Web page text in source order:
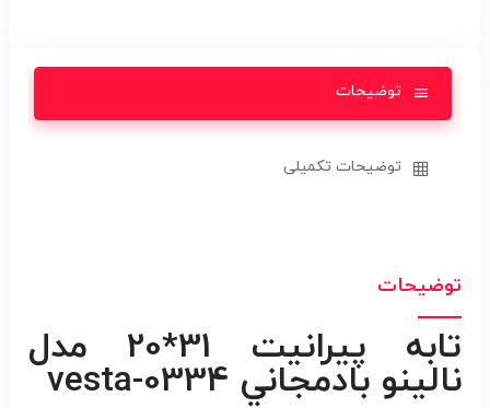
توضیحات
توضیحات تکمیلی
توضیحات
تابه پيرانيت 31*20 مدل
نالينو بادمجاني vesta-0334